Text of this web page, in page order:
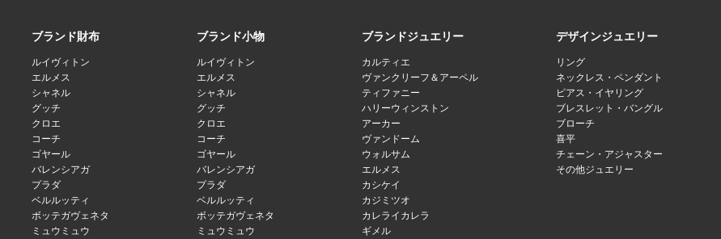
ブランド財布
ルイヴィトン
エルメス
シャネル
グッチ
クロエ
コーチ
ゴヤール
バレンシアガ
プラダ
ベルルッティ
ボッテガヴェネタ
ミュウミュウ
ブランド小物
ルイヴィトン
エルメス
シャネル
グッチ
クロエ
コーチ
ゴヤール
バレンシアガ
プラダ
ベルルッティ
ボッテガヴェネタ
ミュウミュウ
ブランドジュエリー
カルティエ
ヴァンクリーフ＆アーペル
ティファニー
ハリーウィンストン
アーカー
ヴァンドーム
ウォルサム
エルメス
カシケイ
カジミツオ
カレライカレラ
ギメル
デザインジュエリー
リング
ネックレス・ペンダント
ピアス・イヤリング
ブレスレット・バングル
ブローチ
喜平
チェーン・アジャスター
その他ジュエリー